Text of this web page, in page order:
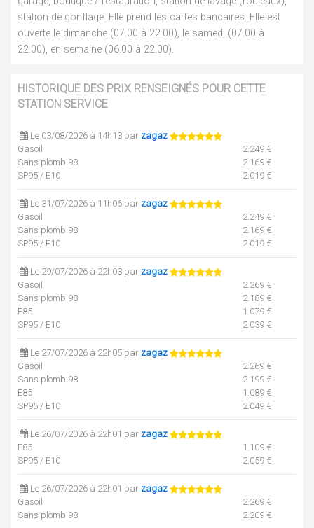
station de gonflage. Elle prend les cartes bancaires. Elle est
ouverte le dimanche (07.00 à 22.00), le samedi (07.00 à
22.00), en semaine (06.00 à 22.00).
HISTORIQUE DES PRIX RENSEIGNÉS POUR CETTE
STATION SERVICE
Le 03/08/2026 à 14h13 par zagaz
Gasoil
2.249 €
Sans plomb 98
2.169 €
SP95 / E10
2.019 €
Le 31/07/2026 à 11h06 par zagaz
Gasoil
2.249 €
Sans plomb 98
2.169 €
SP95 / E10
2.019 €
Le 29/07/2026 à 22h03 par zagaz
Gasoil
2.269 €
Sans plomb 98
2.189 €
E85
1.079 €
SP95 / E10
2.039 €
Le 27/07/2026 à 22h05 par zagaz
Gasoil
2.269 €
Sans plomb 98
2.199 €
E85
1.089 €
SP95 / E10
2.049 €
Le 26/07/2026 à 22h01 par zagaz
E85
1.109 €
SP95 / E10
2.059 €
Le 26/07/2026 à 22h01 par zagaz
Gasoil
2.269 €
Sans plomb 98
2.209 €